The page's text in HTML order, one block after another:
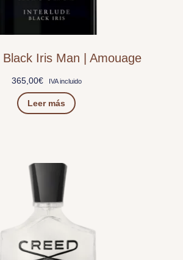
Iris Man | Amouage
365,00€ IVA incluido
Leer más